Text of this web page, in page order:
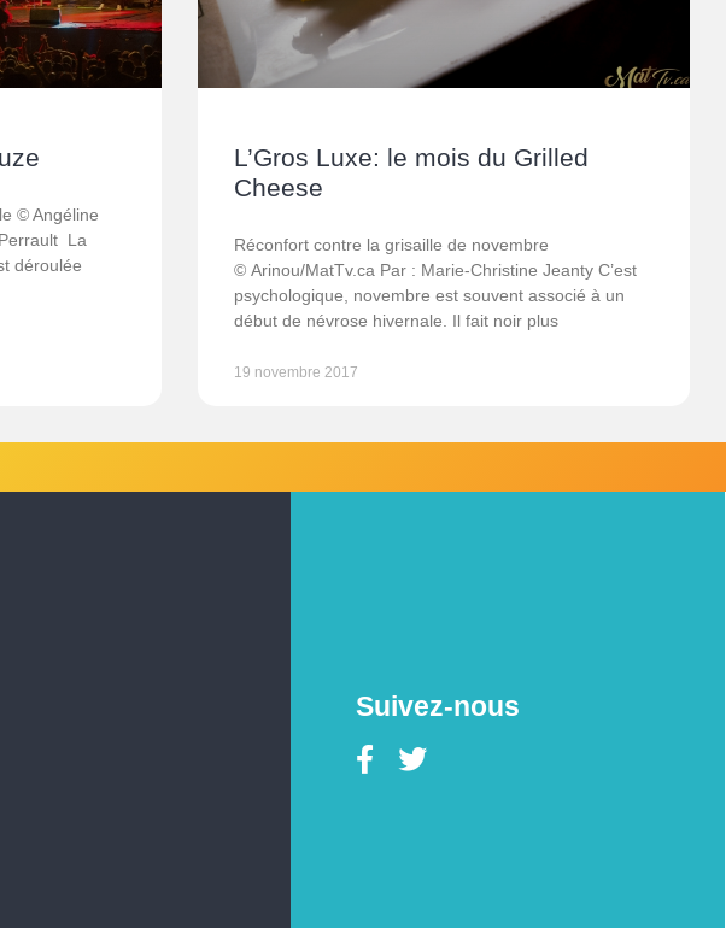
© Angéline
La
déroulée
L’Gros Luxe: le mois du Grilled
Cheese
Réconfort contre la grisaille de novembre
© Arinou/MatTv.ca Par : Marie-Christine Jeanty C’est
psychologique, novembre est souvent associé à un
début de névrose hivernale. Il fait noir plus
19 novembre 2017
Suivez-nous